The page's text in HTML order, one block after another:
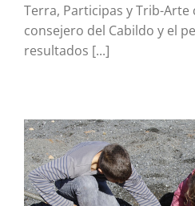
Terra, Participas y Trib-
consejero del Cabildo y el
resultados [...]